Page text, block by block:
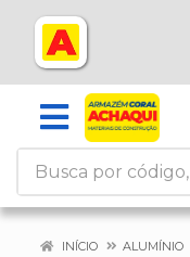
INÍCIO ALUMÍNIO